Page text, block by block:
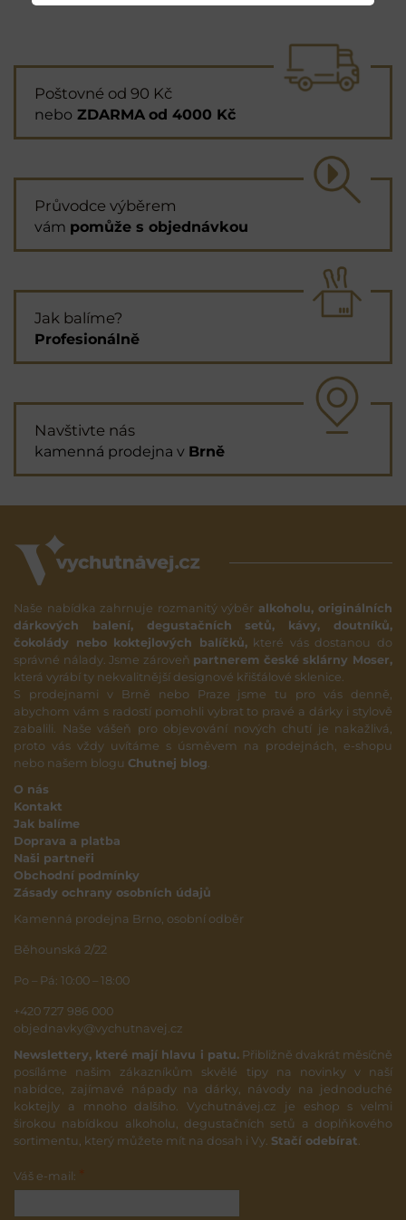
Poštovné od 90 Kč
nebo ZDARMA od 4000 Kč
Průvodce výběrem
vám pomůže s objednávkou
Jak balíme?
Profesionálně
Navštivte nás
kamenná prodejna v Brně
Naše nabídka zahrnuje rozmanitý výběr alkoholu, originálních
dárkových balení, degustačních setů, kávy, doutníků,
čokolády nebo koktejlových balíčků,které vás dostanou do
správné nálady. Jsme zároveň partnerem české sklárny Moser,
která vyrábí ty nekvalitnější designové křišťálové sklenice.
S prodejnami v Brně nebo Praze jsme tu pro vás denně,
abychom vám s radostí pomohli vybrat to pravé a dárky i stylově
zabalili. Naše vášeň pro objevování nových chutí je nakažlivá,
proto vás vždy uvítáme s úsměvem na prodejnách, e-shopu
nebo našem blogu Chutnej blog.
O nás
Kontakt
Jak balíme
Doprava a platba
Naši partneři
Obchodní podmínky
Zásady ochrany osobních údajů
Kamenná prodejna Brno, osobní odběr
Běhounská 2/22
Po – Pá: 10:00 – 18:00
+420 727 986 000
objednavky@vychutnavej.cz
Newslettery, které mají hlavu i patu.Přibližně dvakrát měsíčně
posíláme našim zákazníkům skvělé tipy na novinky v naší
nabídce, zajímavé nápady na dárky, návody na jednoduché
koktejly a mnoho dalšího. Vychutnávej.cz je eshop s velmi
širokou nabídkou alkoholu, degustačních setů a doplňkového
sortimentu, který můžete mít na dosah i Vy. Stačí odebírat.
Váš e-mail: